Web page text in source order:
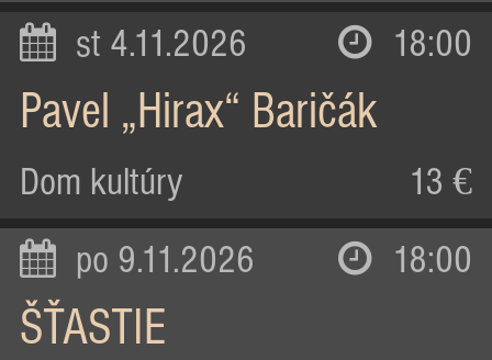
st 4.11.2026 18:00
Pavel „Hirax“ Baričák
Dom kultúry 13 €
po 9.11.2026 18:00
ŠŤASTIE